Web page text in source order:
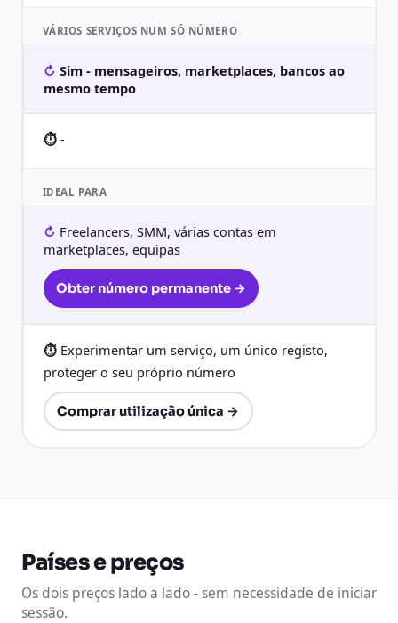
VÁRIOS SERVIÇOS NUM SÓ NÚMERO
Sim - mensageiros, marketplaces, bancos ao
mesmo tempo
-
IDEAL PARA
Freelancers, SMM, várias contas em
marketplaces, equipas
Obter número permanente →
Experimentar um serviço, um único registo,
proteger o seu próprio número
Comprar utilização única →
Países e preços
Os dois preços lado a lado - sem necessidade de iniciar
sessão.